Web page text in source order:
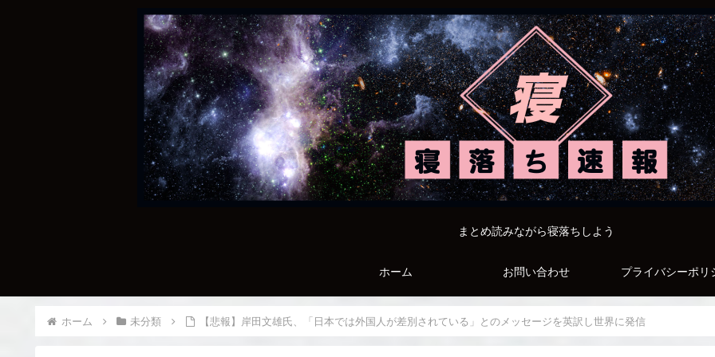
まとめ読みながら寝落ちしよう
ホーム お問い合わせ プライバシーポリ
ホーム 未分類 【悲報】岸田文雄氏、「日本では外国人が差別されている」とのメッセージを英訳し世界に発信